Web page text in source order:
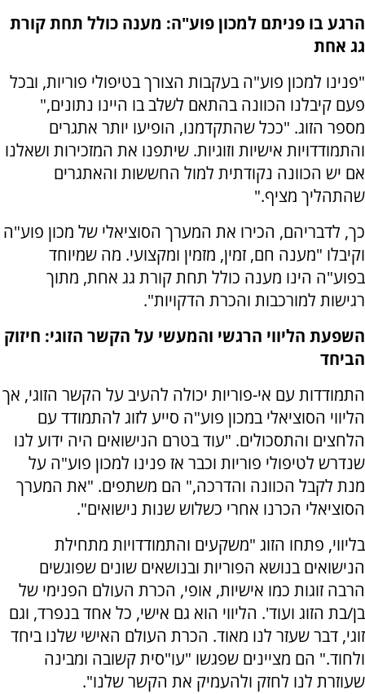
הרגע בו פניתם למכון פוע"ה: מענה כולל תחת קורת
גג אחת
"פנינו למכון פוע"ה בעקבות הצורך בטיפולי פוריות, ובכל
פעם קיבלנו הכוונה בהתאם לשלב בו היינו נתונים,"
מספר הזוג. "ככל שהתקדמנו, הופיעו יותר אתגרים
והתמודדויות אישיות וזוגיות. שיתפנו את המזכירות ושאלנו
אם יש הכוונה נקודתית למול החששות והאתגרים
שהתהליך מציף."
כך, לדבריהם, הכירו את המערך הסוציאלי של מכון פוע"ה
וקיבלו "מענה חם, זמין, מזמין ומקצועי. מה שמיוחד
בפוע"ה הינו מענה כולל תחת קורת גג אחת, מתוך
רגישות למורכבות והכרת הדקויות".
השפעת הליווי הרגשי והמעשי על הקשר הזוגי: חיזוק
הביחד
התמודדות עם אי-פוריות יכולה להעיב על הקשר הזוגי, אך
הליווי הסוציאלי במכון פוע"ה סייע לזוג להתמודד עם
הלחצים והתסכולים. "עוד בטרם הנישואים היה ידוע לנו
שנדרש לטיפולי פוריות וכבר אז פנינו למכון פוע"ה על
מנת לקבל הכוונה והדרכה," הם משתפים. "את המערך
הסוציאלי הכרנו אחרי כשלוש שנות נישואים".
בליווי, פתחו הזוג "משקעים והתמודדויות מתחילת
הנישואים בנושא הפוריות ובנושאים שונים שפוגשים
הרבה זוגות כמו אישיות, אופי, הכרת העולם הפנימי של
בן/בת הזוג ועוד'. הליווי הוא גם אישי, כל אחד בנפרד, וגם
זוגי, דבר שעזר לנו מאוד. הכרת העולם האישי שלנו ביחד
ולחוד." הם מציינים שפגשו "עו"סית קשובה ומבינה
שעוזרת לנו לחזק ולהעמיק את הקשר שלנו".